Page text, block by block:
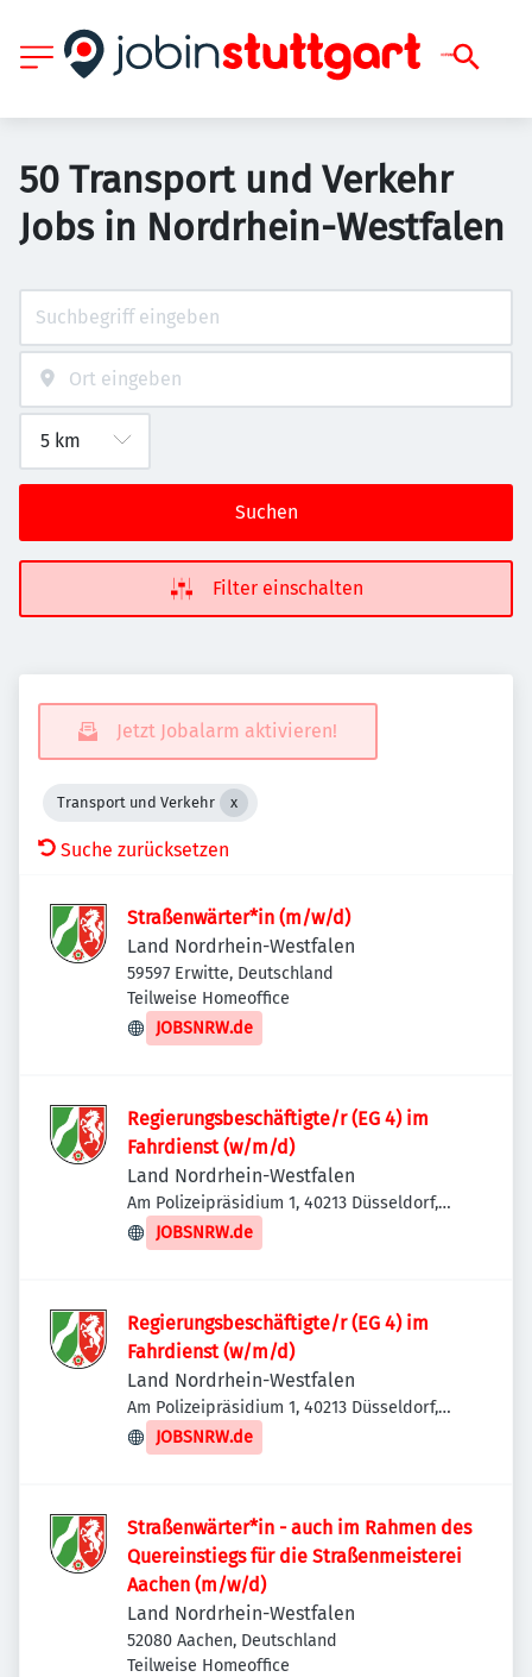
50 Transport und Verkehr
Jobs in Nordrhein-Westfalen
Suchen
Filter einschalten
Jetzt Jobalarm aktivieren!
Transport und Verkehr
Suche zurücksetzen
Straßenwärter*in (m/w/d)
Land Nordrhein-Westfalen
59597 Erwitte, Deutschland
Teilweise Homeoffice
JOBSNRW.de
Regierungsbeschäftigte/r (EG 4) im
Fahrdienst (w/m/d)
Land Nordrhein-Westfalen
Am Polizeipräsidium 1, 40213 Düsseldorf,
Deutschland
JOBSNRW.de
Regierungsbeschäftigte/r (EG 4) im
Fahrdienst (w/m/d)
Land Nordrhein-Westfalen
Am Polizeipräsidium 1, 40213 Düsseldorf,
Deutschland
JOBSNRW.de
Straßenwärter*in - auch im Rahmen des
Quereinstiegs für die Straßenmeisterei
Aachen (m/w/d)
Land Nordrhein-Westfalen
52080 Aachen, Deutschland
Teilweise Homeoffice